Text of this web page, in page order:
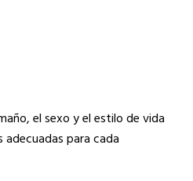
el sexo y el estilo de vida
para cada